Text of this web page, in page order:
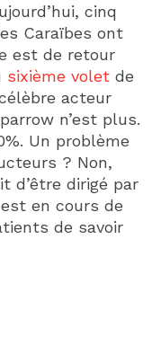
cinq
Caraïbes ont
est de retour
sixième volet de
acteur
n’est plus.
Un problème
? Non,
d’être dirigé par
en cours de
de savoir